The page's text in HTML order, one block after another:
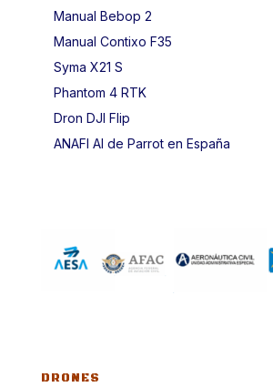
Manual Bebop 2
Manual Contixo F35
Syma X21 S
Phantom 4 RTK
Dron DJI Flip
ANAFI AI de Parrot en España
DRONES